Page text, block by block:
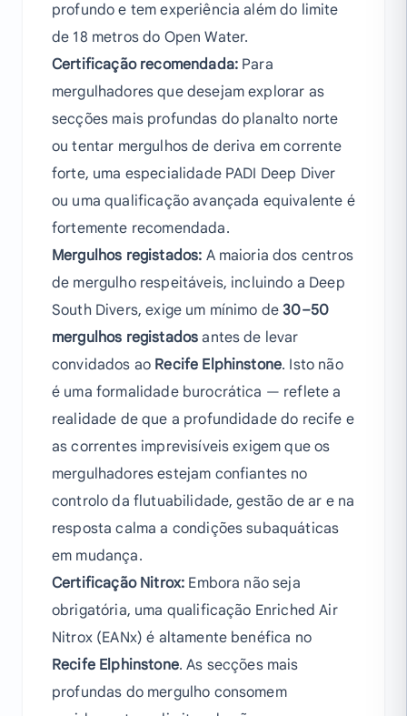
profundo e tem experiência além do limite
de 18 metros do Open Water.
Certificação recomendada: Para
mergulhadores que desejam explorar as
secções mais profundas do planalto norte
ou tentar mergulhos de deriva em corrente
forte, uma especialidade PADI Deep Diver
ou uma qualificação avançada equivalente é
fortemente recomendada.
Mergulhos registados: A maioria dos centros
de mergulho respeitáveis, incluindo a Deep
South Divers, exige um mínimo de30–50
mergulhos registados antes de levar
convidados ao Recife Elphinstone. Isto não
é uma formalidade burocrática — reflete a
realidade de que a profundidade do recife e
as correntes imprevisíveis exigem que os
mergulhadores estejam confiantes no
controlo da flutuabilidade, gestão de ar e na
resposta calma a condições subaquáticas
em mudança.
Certificação Nitrox: Embora não seja
obrigatória, uma qualificação Enriched Air
Nitrox (EANx) é altamente benéfica no
Recife Elphinstone. As secções mais
profundas do mergulho consomem